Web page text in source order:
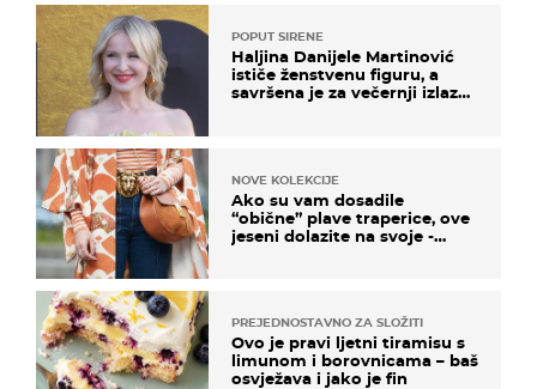
POPUT SIRENE
Haljina Danijele Martinović
ističe ženstvenu figuru, a
savršena je za večernji izlazak
NOVE KOLEKCIJE
Ako su vam dosadile
“obične” plave traperice, ove
jeseni dolazite na svoje -
PREJEDNOSTAVNO ZA SLOŽITI
Ovo je pravi ljetni tiramisu s
limunom i borovnicama – baš
osvježava i jako je fin